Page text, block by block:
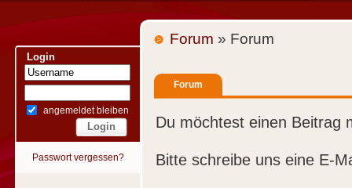
Login
angemeldet bleiben
Passwort vergessen?
Forum » Forum
Forum
Du möchtest einen Beitrag
Bitte schreibe uns eine E-